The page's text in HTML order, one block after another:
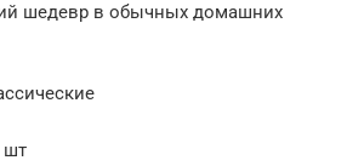
шедевр в обычных домашних
шт